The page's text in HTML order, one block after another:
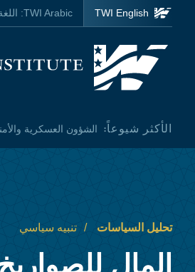
Skip to main content
Homepage
الأكثر شيوعاً: الشؤون العسكرية
TWI English
TWI Arabic:
تحليل السياسات تنبيه سياسي
المال